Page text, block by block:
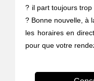
? il part toujours
? Bonne nouvelle, à
les horaires en
pour que votre